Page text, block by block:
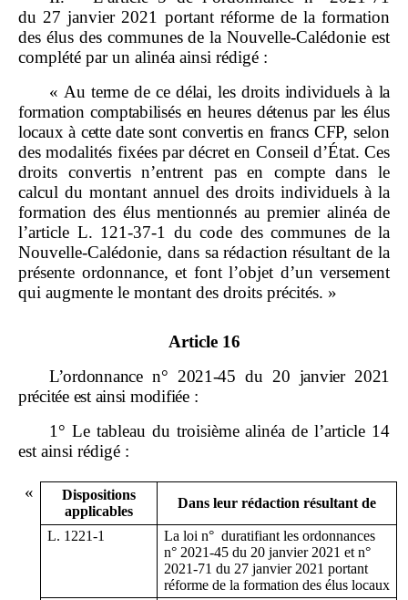
du 27 janvier 2021 portant réforme de la formation
des élus des communes de la Nouvelle‑Calédonie est
complété par un alinéa ainsi rédigé :
« Au terme de ce délai, les droits individuels à la
formation comptabilisés en heures détenus par les élus
locaux à cette date sont convertis en francs CFP, selon
des modalités fixées par décret en Conseil d’État. Ces
droits convertis n’entrent pas en compte dans le
calcul du montant annuel des droits individuels à la
formation des élus mentionnés au premier alinéa de
l’article L. 121‑37‑1 du code des communes de la
Nouvelle‑Calédonie, dans sa rédaction résultant de la
présente ordonnance, et font l’objet d’un versement
qui augmente le montant des droits précités. »
Article 16
L’ordonnance n° 2021‑45 du 20 janvier 2021
précitée est ainsi modifiée :
1° Le tableau du troisième alinéa de l’article 14
est ainsi rédigé :
«
Dispositions
applicables
Dans leur rédaction résultant de
L. 1221-1 La loi n° duratifiant les ordonnances
n° 2021‑45 du 20 janvier 2021 et n°
2021-71 du 27 janvier 2021 portant
réforme de la formation des élus locaux